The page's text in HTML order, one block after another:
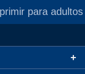
para adultos
+